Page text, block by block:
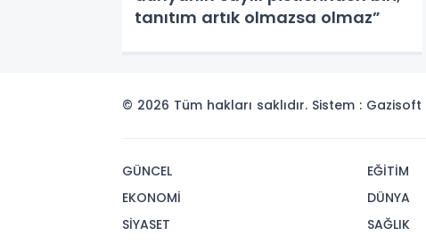
tanıtım artık olmazsa olmaz”
© 2026 Tüm hakları saklıdır. Sistem : Gazisoft
GÜNCEL
EKONOMİ
SİYASET
EĞİTİM
DÜNYA
SAĞLIK